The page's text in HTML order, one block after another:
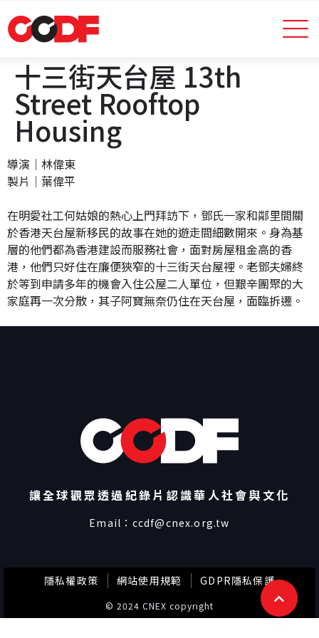
十三街天台屋 13th
Street Rooftop
Housing
導演│林偉東
製片│葉偉平
在明愛社工何姑娘的熱心上門拜訪下，鄧氏一家和鄰里間關
於香港天台屋新移民的故事在她的遊走間細數開來。身為基
層的他們都為香港建設而服務社會，面對房屋租金高的香
港，他們只好住在廉便狹窄的十三街天台屋裡。老鄧夫婦終
於等到申請多年的機會入住公屋二人單位，但艱辛團聚的大
家庭再一次分散，其子阿寶無奈仍住在天台屋，面臨拆遷。
讓全球觀眾透過紀錄片認識華人社會與文化
Email： ccdf@cnex.org.tw
© 2024 CNEX copyright
隱私權政策 網站使用規範 GDPR隱私保護